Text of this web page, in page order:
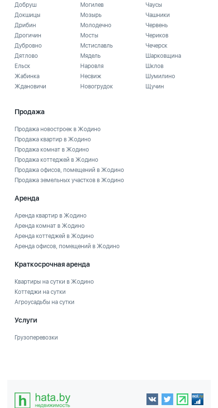
Добруш
Докшицы
Дрибин
Дрогичин
Дубровно
Дятлово
Ельск
Жабинка
Ждановичи
Могилев
Мозырь
Молодечно
Мосты
Мстиславль
Мядель
Наровля
Несвиж
Новогрудок
Чаусы
Чашники
Червень
Чериков
Чечерск
Шарковщина
Шклов
Шумилино
Щучин
Продажа
Продажа новостроек в Жодино
Продажа квартир в Жодино
Продажа комнат в Жодино
Продажа коттеджей в Жодино
Продажа офисов, помещений в Жодино
Продажа земельных участков в Жодино
Аренда
Аренда квартир в Жодино
Аренда комнат в Жодино
Аренда коттеджей в Жодино
Аренда офисов, помещений в Жодино
Краткосрочная аренда
Квартиры на сутки в Жодино
Коттеджи на сутки
Агроусадьбы на сутки
Услуги
Грузоперевозки